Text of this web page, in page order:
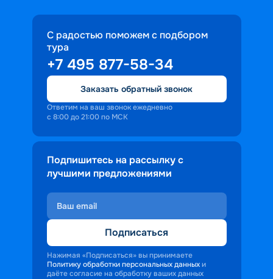
С радостью поможем с подбором
тура
+7 495 877-58-34
Заказать обратный звонок
Ответим на ваш звонок ежедневно
с 8:00 до 21:00 по МСК
Подпишитесь на рассылку с
лучшими предложениями
Подписаться
Нажимая «Подписаться» вы принимаете
Политику обработки персональных данных и
даёте согласие на обработку ваших данных